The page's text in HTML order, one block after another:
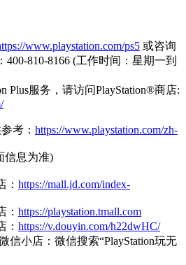
www.playstation.com/ps5 或咨询
400-810-8166 (工作时间：星期一到
Plus服务，请访问PlayStation®商店:
考： https://www.playstation.com/zh-
信息为准)
： https://mall.jd.com/index-
： https://playstation.tmall.com
： https://v.douyin.com/h22dwHC/
信小店：微信搜索“PlayStation玩无